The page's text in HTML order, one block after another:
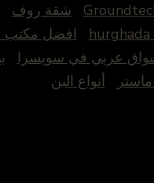
شقة روف
افضل مكتب
عربي في سويسرا
أنواع البن